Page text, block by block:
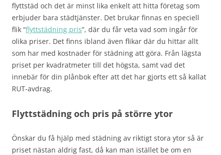
flyttstäd och det är minst lika enkelt att hitta företag som
erbjuder bara städtjänster. Det brukar finnas en speciell
flik “flyttstädning pris”, där du får veta vad som ingår för
olika priser. Det finns ibland även flikar där du hittar allt
som har med kostnader för städning att göra. Från lägsta
priset per kvadratmeter till det högsta, samt vad det
innebär för din plånbok efter att det har gjorts ett så kallat
RUT-avdrag.
Flyttstädning och pris på större ytor
Önskar du få hjälp med städning av riktigt stora ytor så är
priset nästan aldrig fast, då kan man istället be om en